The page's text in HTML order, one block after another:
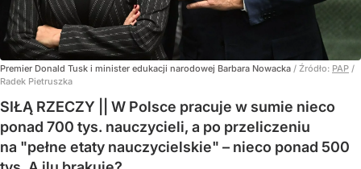
Premier Donald Tusk i minister edukacji narodowej Barbara Nowacka / Źródło: PAP /
Radek Pietruszka
SIŁĄ RZECZY || W Polsce pracuje w sumie nieco
ponad 700 tys. nauczycieli, a po przeliczeniu
na "pełne etaty nauczycielskie" – nieco ponad 500